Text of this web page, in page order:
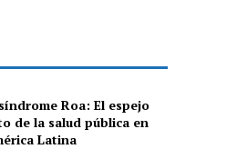
Roa: El espejo
de la salud pública en
Latina